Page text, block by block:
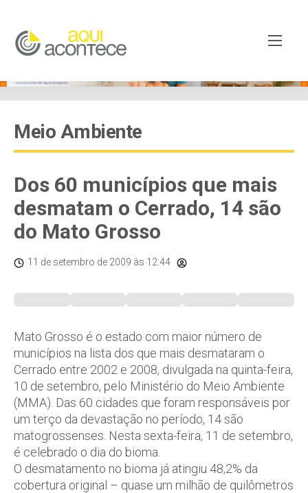
Meio Ambiente
Dos 60 municípios que mais
desmatam o Cerrado, 14 são
do Mato Grosso
11 de setembro de 2009 às 12:44
Mato Grosso é o estado com maior número de
municípios na lista dos que mais desmataram o
Cerrado entre 2002 e 2008, divulgada na quinta-feira,
10 de setembro, pelo Ministério do Meio Ambiente
(MMA). Das 60 cidades que foram responsáveis por
um terço da devastação no período, 14 são
matogrossenses. Nesta sexta-feira, 11 de setembro,
é celebrado o dia do bioma.
O desmatamento no bioma já atingiu 48,2% da
cobertura original – quase um milhão de quilômetros